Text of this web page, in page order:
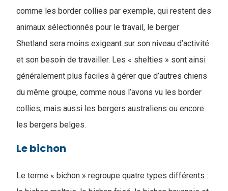
comme les border collies par exemple, qui restent des
animaux sélectionnés pour le travail, le berger
Shetland sera moins exigeant sur son niveau d’activité
et son besoin de travailler. Les « shelties » sont ainsi
généralement plus faciles à gérer que d’autres chiens
du même groupe, comme nous l’avons vu les border
collies, mais aussi les bergers australiens ou encore
les bergers belges.
Le bichon
Le terme « bichon » regroupe quatre types différents :